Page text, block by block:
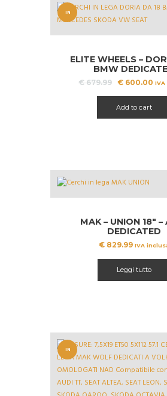
IN
ELITE WHEELS –
BMW
€679.99 Il
era:
€ 679.99.
€ 600.00 Il
€
Add to cart
MAK – UNION 18″ –
DEDICATED
€ 829.99 IVA
Leggi tutto
IN
OFFERT
A!